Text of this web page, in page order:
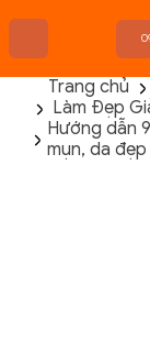
TRANG CHỦ
FLASH SALE
THANH LÝ
Trang chủ
Làm Đẹp
Hướng dẫn
mụn, da